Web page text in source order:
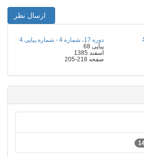
ارسال نظر
دوره 17، شماره 4 - شماره پیاپی 4
پیاپی 68
اسفند 1385
صفحه 205-218